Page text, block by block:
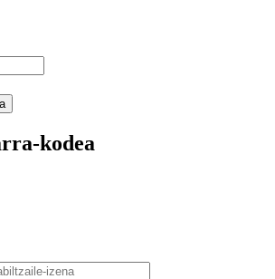
kodea